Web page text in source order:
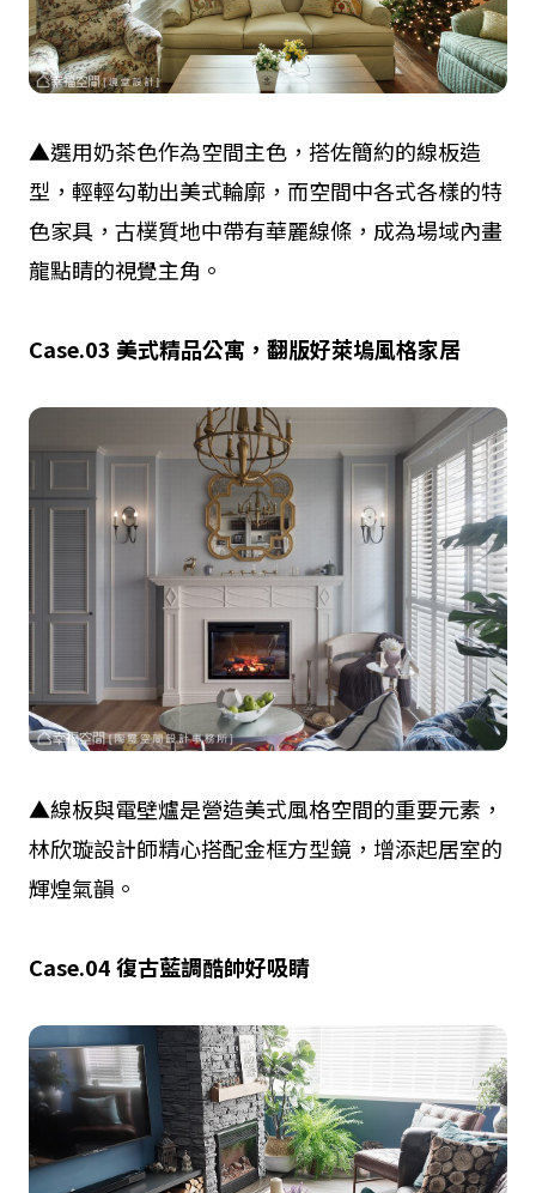
▲選用奶茶色作為空間主色，搭佐簡約的線板造
型，輕輕勾勒出美式輪廓，而空間中各式各樣的特
色家具，古樸質地中帶有華麗線條，成為場域內畫
龍點睛的視覺主角。
Case.03 美式精品公寓，翻版好萊塢風格家居
▲線板與電壁爐是營造美式風格空間的重要元素，
林欣璇設計師精心搭配金框方型鏡，增添起居室的
輝煌氣韻。
Case.04復古藍調酷帥好吸睛